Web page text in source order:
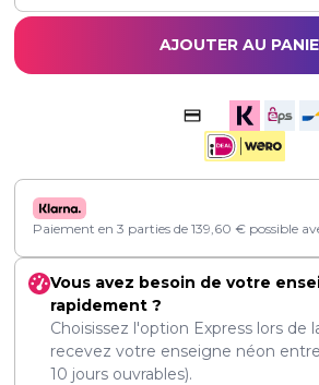
AJOUTER AU
Paiement en 3 parties de 139,60 € possible
Vous avez besoin de votre
rapidement ?
Choisissez l'option Express lors de
recevez votre enseigne néon entre
10 jours ouvrables).